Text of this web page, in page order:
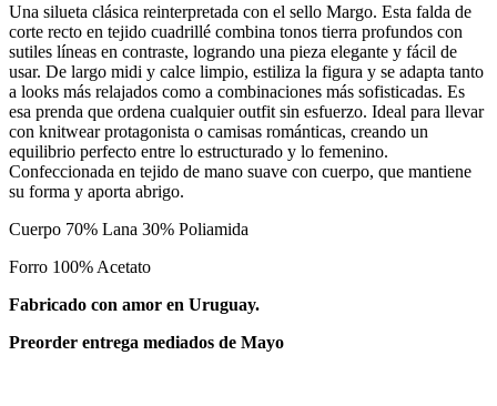
Una silueta clásica reinterpretada con el sello Margo. Esta falda de
corte recto en tejido cuadrillé combina tonos tierra profundos con
sutiles líneas en contraste, logrando una pieza elegante y fácil de
usar. De largo midi y calce limpio, estiliza la figura y se adapta tanto
a looks más relajados como a combinaciones más sofisticadas. Es
esa prenda que ordena cualquier outfit sin esfuerzo. Ideal para llevar
con knitwear protagonista o camisas románticas, creando un
equilibrio perfecto entre lo estructurado y lo femenino.
Confeccionada en tejido de mano suave con cuerpo, que mantiene
su forma y aporta abrigo.
Cuerpo 70% Lana 30% Poliamida
Forro 100% Acetato
Fabricado con amor en Uruguay.
Preorder entrega mediados de Mayo